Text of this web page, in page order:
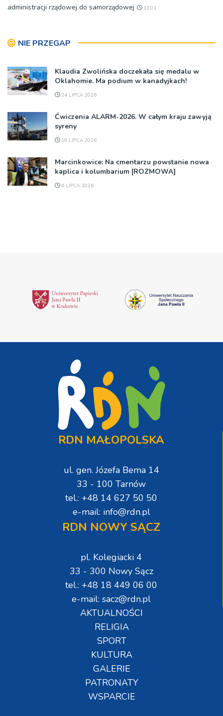
administracji rządowej do samorządowej
13:01
NIE PRZEGAP
Klaudia Zwolińska doczekała się medalu w
Oklahomie. Ma podium w kanadyjkach!
24 LIPCA 2026
Ćwiczenia ALARM-2026. W całym kraju zawyją
syreny
19 LIPCA 2026
Marcinkowice: Na cmentarzu powstanie nowa
kaplica i kolumbarium [ROZMOWA]
6 LIPCA 2026
RDN MAŁOPOLSKA
ul. gen. Józefa Bema 14
33 - 100 Tarnów
tel.: +48 14 627 50 50
e-mail: info@rdn.pl
RDN NOWY SĄCZ
pl. Kolegiacki 4
33 - 300 Nowy Sącz
tel.: +48 18 449 06 00
e-mail: sacz@rdn.pl
AKTUALNOŚCI
RELIGIA
SPORT
KULTURA
GALERIE
PATRONATY
WSPARCIE